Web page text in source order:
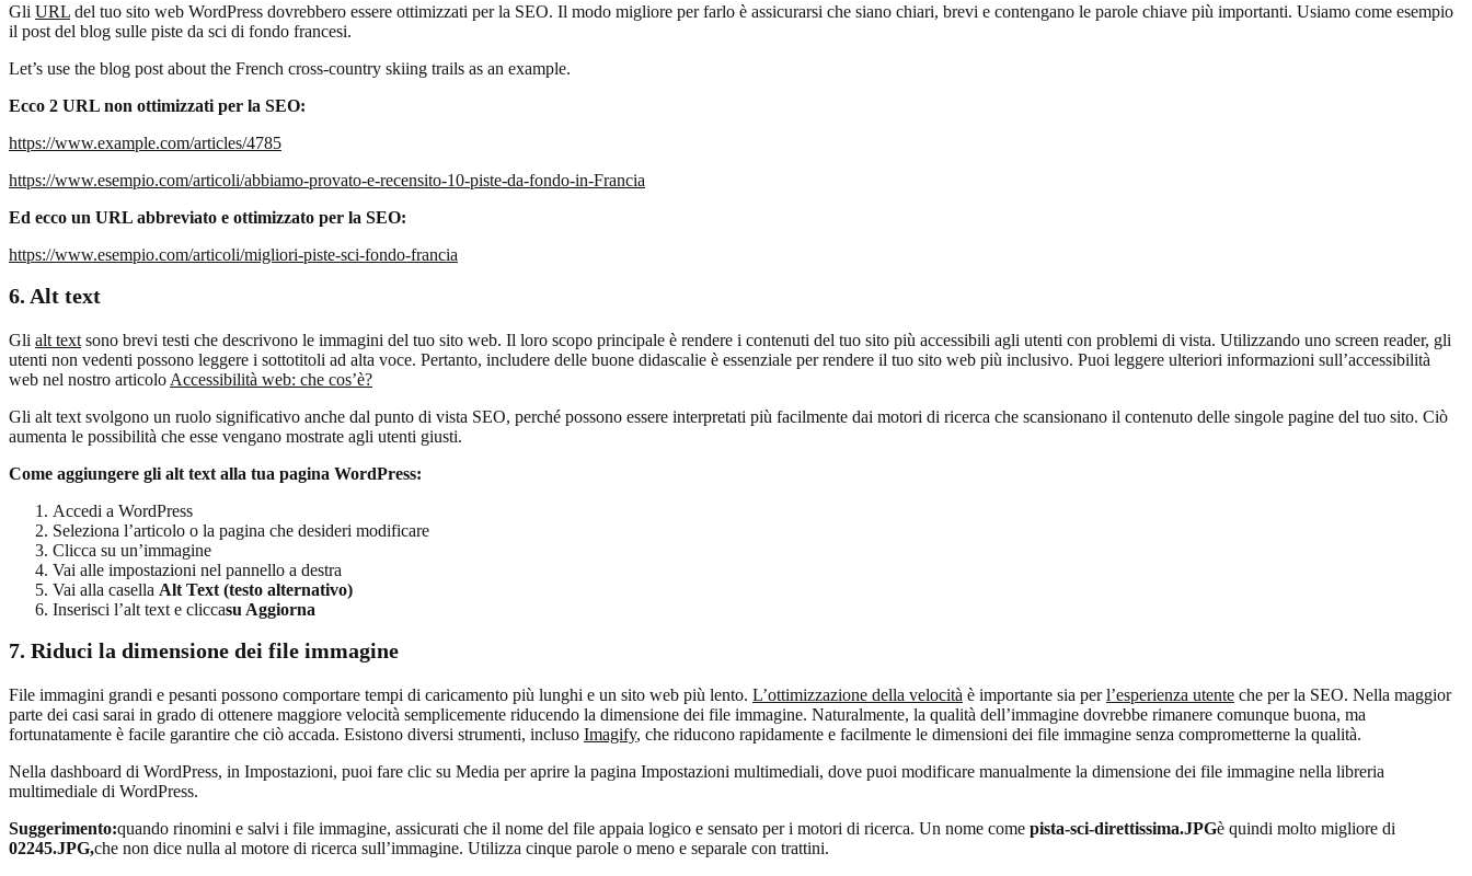
Gli URL del tuo sito web WordPress dovrebbero essere ottimizzati per la SEO. Il modo migliore per farlo è assicurarsi che siano chiari, brevi e contengano le parole chiave più importanti. Usiamo come esempio
il post del blog sulle piste da sci di fondo francesi.
Let’s use the blog post about the French cross-country skiing trails as an example.
Ecco 2 URL non ottimizzati per la SEO:
https://www.example.com/articles/4785
https://www.esempio.com/articoli/abbiamo-provato-e-recensito-10-piste-da-fondo-in-Francia
Ed ecco un URL abbreviato e ottimizzato per la SEO:
https://www.esempio.com/articoli/migliori-piste-sci-fondo-francia
6. Alt text
Gli alt text sono brevi testi che descrivono le immagini del tuo sito web. Il loro scopo principale è rendere i contenuti del tuo sito più accessibili agli utenti con problemi di vista. Utilizzando uno screen reader, gli
utenti non vedenti possono leggere i sottotitoli ad alta voce. Pertanto, includere delle buone didascalie è essenziale per rendere il tuo sito web più inclusivo. Puoi leggere ulteriori informazioni sull’accessibilità
web nel nostro articolo Accessibilità web: che cos’è?
Gli alt text svolgono un ruolo significativo anche dal punto di vista SEO, perché possono essere interpretati più facilmente dai motori di ricerca che scansionano il contenuto delle singole pagine del tuo sito. Ciò
aumenta le possibilità che esse vengano mostrate agli utenti giusti.
Come aggiungere gli alt text alla tua pagina WordPress:
Accedi a WordPress
Seleziona l’articolo o la pagina che desideri modificare
Clicca su un’immagine
Vai alle impostazioni nel pannello a destra
Vai alla casella Alt Text (testo alternativo)
Inserisci l’alt text e cliccasu Aggiorna
7. Riduci la dimensione dei file immagine
File immagini grandi e pesanti possono comportare tempi di caricamento più lunghi e un sito web più lento. L’ottimizzazione della velocità è importante sia perl’esperienza utente che per la SEO. Nella maggior
parte dei casi sarai in grado di ottenere maggiore velocità semplicemente riducendo la dimensione dei file immagine. Naturalmente, la qualità dell’immagine dovrebbe rimanere comunque buona, ma
fortunatamente è facile garantire che ciò accada. Esistono diversi strumenti, incluso Imagify, che riducono rapidamente e facilmente le dimensioni dei file immagine senza comprometterne la qualità.
Nella dashboard di WordPress, in Impostazioni, puoi fare clic su Media per aprire la pagina Impostazioni multimediali, dove puoi modificare manualmente la dimensione dei file immagine nella libreria
multimediale di WordPress.
Suggerimento:quando rinomini e salvi i file immagine, assicurati che il nome del file appaia logico e sensato per i motori di ricerca. Un nome come pista-sci-direttissima.JPGè quindi molto migliore di
02245.JPG,che non dice nulla al motore di ricerca sull’immagine. Utilizza cinque parole o meno e separale con trattini.